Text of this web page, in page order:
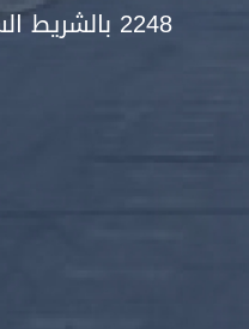
2248 بالشريط الساحلي و47 على مساحة 841 بمناطق التنمية الجهوية.